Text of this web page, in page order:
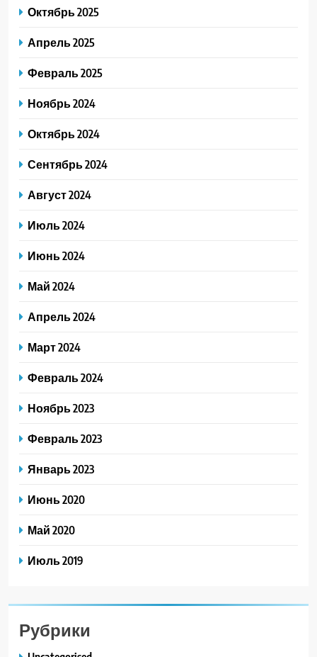
Октябрь 2025
Апрель 2025
Февраль 2025
Ноябрь 2024
Октябрь 2024
Сентябрь 2024
Август 2024
Июль 2024
Июнь 2024
Май 2024
Апрель 2024
Март 2024
Февраль 2024
Ноябрь 2023
Февраль 2023
Январь 2023
Июнь 2020
Май 2020
Июль 2019
Рубрики